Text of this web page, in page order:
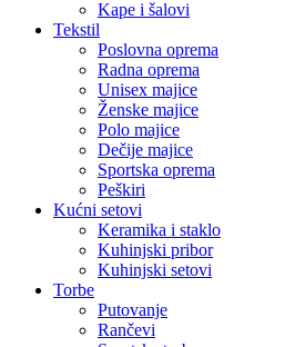
Kape i šalovi
Tekstil
Poslovna oprema
Radna oprema
Unisex majice
Ženske majice
Polo majice
Dečije majice
Sportska oprema
Peškiri
Kućni setovi
Keramika i staklo
Kuhinjski pribor
Kuhinjski setovi
Torbe
Putovanje
Rančevi